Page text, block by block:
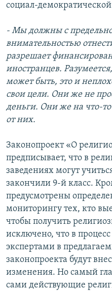
социал-
- Мы должны с
внимательностью
разрешает
иностранцев.
может быть, это и
свои цели. Они же не
деньги. Они же на что-
от них.
Законопроект «О
предписывает, что в
заведениях могут
закончили 9-й класс.
предусмотрены
мониторингу тех, кто
чтобы получить
исключено, что в
экспертами в
законопроекта будут
изменения. Но самый
сами действующие